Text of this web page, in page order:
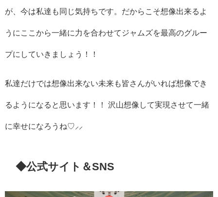
が、今は私達も同じ気持ちです。だからこそ想像出来るよ
うにここから一緒に力を合わせてジャムズを最高のグルー
プにしていきましょう！！
私達だけでは想像出来ない未来も皆さんがいれば想像でき
るようになると思います！！ 沢山想像して実現させて一緒
に幸せになろうね♡⸝⸝
◆公式サイト＆SNS